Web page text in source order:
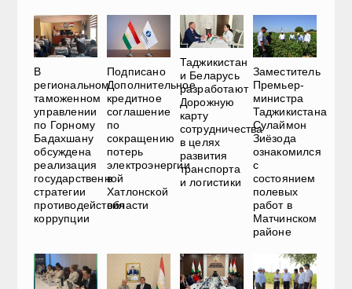
В
региональном
таможенном
управлении
по Горному
Бадахшану
обсуждена
реализация
государственной
стратегии
противодействия
коррупции
Подписано
Дополнительное
кредитное
соглашение
по
сокращению
потерь
электроэнергии
в
Хатлонской
области
Таджикистан
и Беларусь
разработают
Дорожную
карту
сотрудничества
в целях
развития
транспорта
и логистики
Заместитель
Премьер-
министра
Таджикистана
Сулаймон
Зиёзода
ознакомился
с
состоянием
полевых
работ в
Матчинском
районе